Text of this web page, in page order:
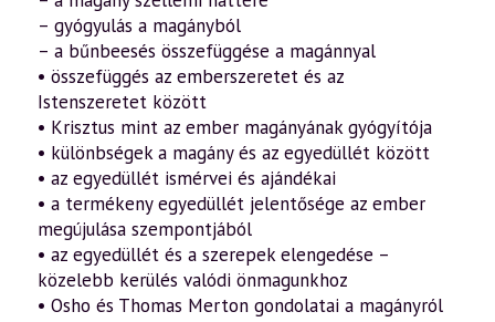
mennyiség
– gyógyulás a magányból
– a bűnbeesés összefüggése a magánnyal
• összefüggés az emberszeretet és az
Istenszeretet között
• Krisztus mint az ember magányának gyógyítója
• különbségek a magány és az egyedüllét között
• az egyedüllét ismérvei és ajándékai
• a termékeny egyedüllét jelentősége az ember
megújulása szempontjából
• az egyedüllét és a szerepek elengedése –
közelebb kerülés valódi önmagunkhoz
• Osho és Thomas Merton gondolatai a magányról